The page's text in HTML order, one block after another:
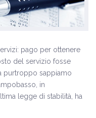
pago per ottenere
del servizio fosse
purtroppo sappiamo
in
legge di stabilità, ha